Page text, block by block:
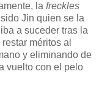
la freckles
Jin quien se la
a suceder tras la
méritos al
y eliminando de
vuelto con el pelo